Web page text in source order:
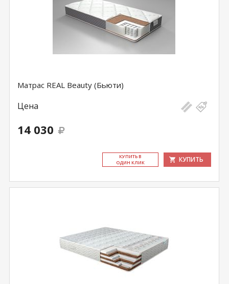
Матрас REAL Beauty (Бьюти)
Цена
14 030
КУ­ПИТЬ В
ОДИН КЛИК
КУПИТЬ